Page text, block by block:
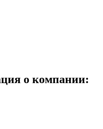
о компании: